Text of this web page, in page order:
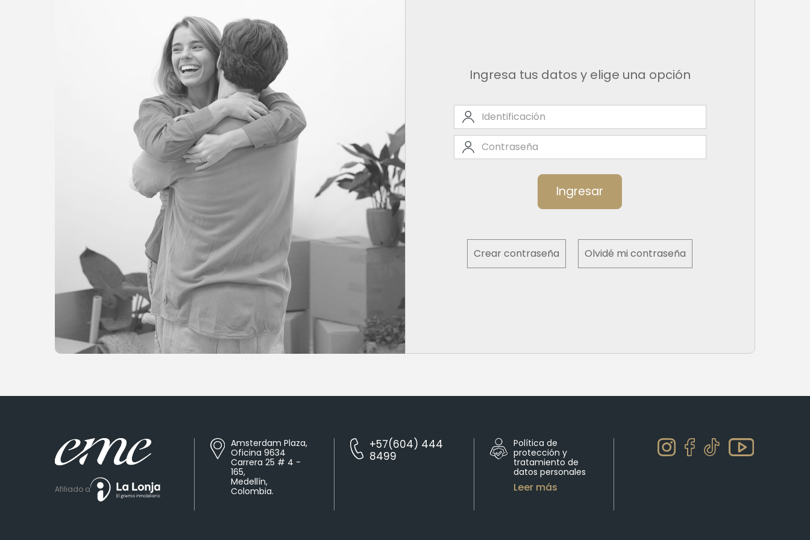
Ingresa tus datos y elige una opción
Ingresar
Crear contraseña Olvidé mi contraseña
Afiliado a
Amsterdam Plaza,
Oficina 9634
Carrera 25 # 4 -
165,
Medellín,
Colombia.
+57(604) 444
8499
Política de
protección y
tratamiento de
datos personales
Leer más